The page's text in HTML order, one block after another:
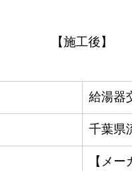
【施工後】
給湯器
千葉県
【メ